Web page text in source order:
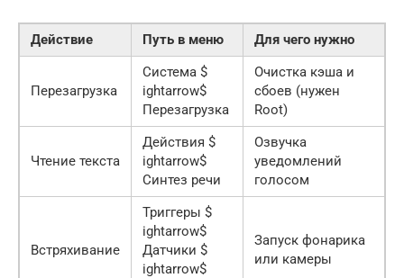
Действие Путь в меню Для чего нужно
Перезагрузка
Система $
ightarrow$
Перезагрузка
Очистка кэша и
сбоев (нужен
Root)
Чтение текста
Действия $
ightarrow$
Синтез речи
Озвучка
уведомлений
голосом
Встряхивание
Триггеры $
ightarrow$
Датчики $
ightarrow$
Запуск фонарика
или камеры